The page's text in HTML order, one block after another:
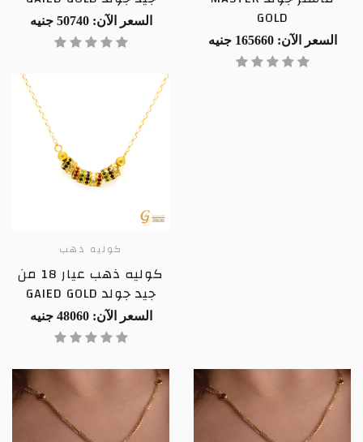
GOLD
السعر الآن: 165660 جنيه
السعر الآن: 50740 جنيه
كوليه ذهب
كوليه ذهب عيار 18 من
جيد جولد GAIED GOLD
السعر الآن: 48060 جنيه